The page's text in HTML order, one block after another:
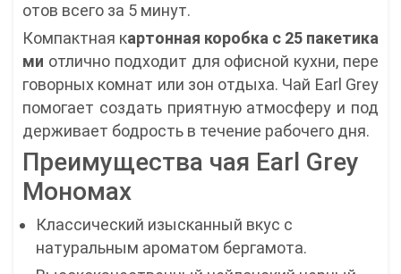
отов всего за 5 минут.
Компактная картонная коробка с 25 пакетика
ми отлично подходит для офисной кухни, пере
говорных комнат или зон отдыха. Чай Earl Grey
помогает создать приятную атмосферу и под
держивает бодрость в течение рабочего дня.
Преимущества чая Earl Grey
Мономах
Классический изысканный вкус с
натуральным ароматом бергамота.